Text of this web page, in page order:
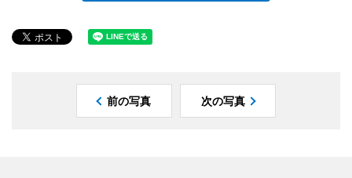
前の写真 次の写真